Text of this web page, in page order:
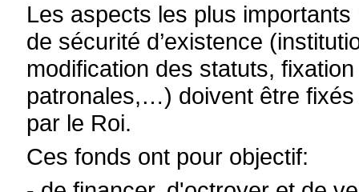
Les aspects les plus
de sécurité d’existence
modification des statuts,
patronales,…) doivent être
par le Roi.
Ces fonds ont pour objectif: